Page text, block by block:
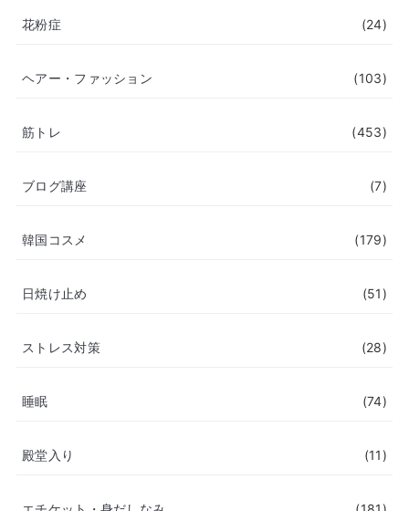
花粉症 (24)
ヘアー・ファッション (103)
筋トレ (453)
ブログ講座 (7)
韓国コスメ (179)
日焼け止め (51)
ストレス対策 (28)
睡眠 (74)
殿堂入り (11)